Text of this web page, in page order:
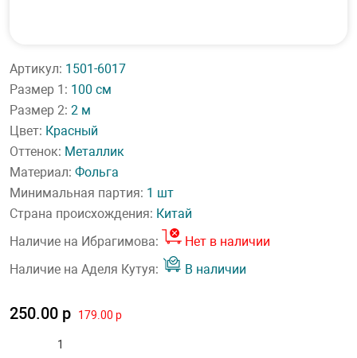
Артикул: 1501-6017
Размер 1: 100 см
Размер 2: 2 м
Цвет: Красный
Оттенок: Металлик
Материал: Фольга
Минимальная партия: 1 шт
Страна происхождения: Китай
Наличие на Ибрагимова:
Нет в наличии
Наличие на Аделя Кутуя:
В наличии
250.00 р 179.00 р